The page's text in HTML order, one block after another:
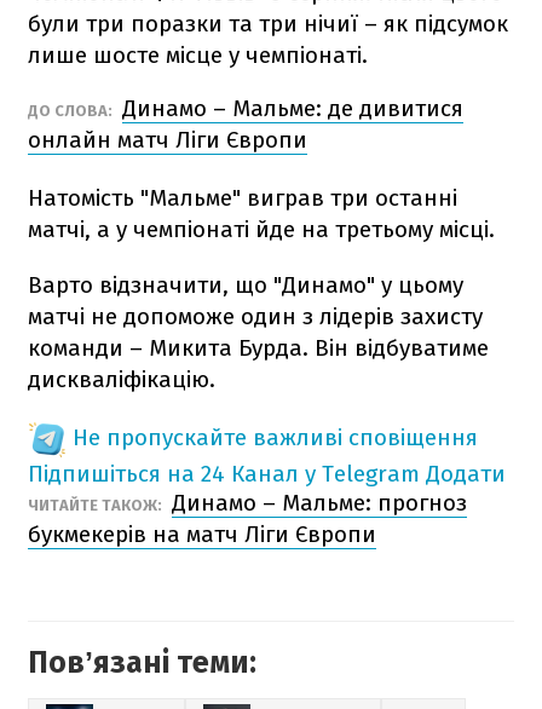
були три поразки та три нічиї – як підсумок
лише шосте місце у чемпіонаті.
ДО СЛОВА: Динамо – Мальме: де дивитися
онлайн матч Ліги Європи
Натомість "Мальме" виграв три останні
матчі, а у чемпіонаті йде на третьому місці.
Варто відзначити, що "Динамо" у цьому
матчі не допоможе один з лідерів захисту
команди – Микита Бурда. Він відбуватиме
дискваліфікацію.
Не пропускайте важливі сповіщення
Підпишіться на 24 Канал у Telegram Додати
ЧИТАЙТЕ ТАКОЖ: Динамо – Мальме: прогноз
букмекерів на матч Ліги Європи
Повʼязані теми: